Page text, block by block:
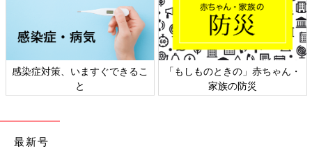
日本外来小児科学会リーフレッ
ト検討会
六星占術 細木かおりさんの人生
相談
最新号